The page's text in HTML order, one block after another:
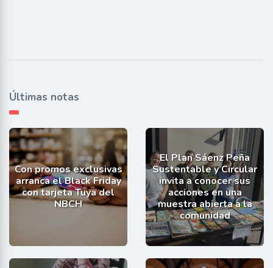
Últimas notas
Con promos exclusivas
arranca el Black Friday
con tarjeta Tuya del
NBCH
El Plan Sáenz Peña
Sustentable y Circular
invita a conocer sus
acciones en una
muestra abierta a la
comunidad